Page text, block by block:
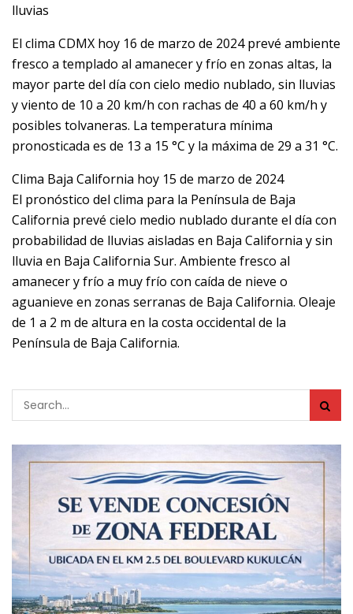
lluvias
El clima CDMX hoy 16 de marzo de 2024 prevé ambiente
fresco a templado al amanecer y frío en zonas altas, la
mayor parte del día con cielo medio nublado, sin lluvias
y viento de 10 a 20 km/h con rachas de 40 a 60 km/h y
posibles tolvaneras. La temperatura mínima
pronosticada es de 13 a 15 °C y la máxima de 29 a 31 °C.
Clima Baja California hoy 15 de marzo de 2024
El pronóstico del clima para la Península de Baja
California prevé cielo medio nublado durante el día con
probabilidad de lluvias aisladas en Baja California y sin
lluvia en Baja California Sur. Ambiente fresco al
amanecer y frío a muy frío con caída de nieve o
aguanieve en zonas serranas de Baja California. Oleaje
de 1 a 2 m de altura en la costa occidental de la
Península de Baja California.